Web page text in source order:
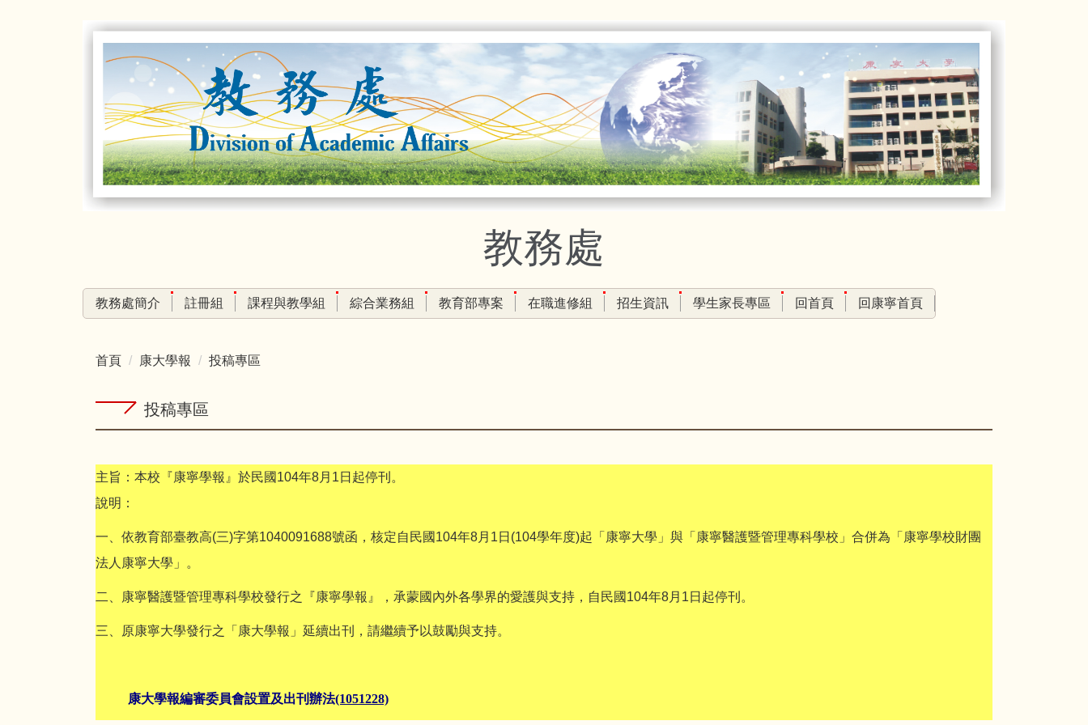
教務處
教務處簡介 註冊組 課程與教學組 綜合業務組 教育部專案 在職進修組 招生資訊 學生家長專區 回首頁 回康寧首頁
首頁 康大學報 投稿專區
投稿專區
主旨：本校『康寧學報』於民國 104年8月 1 日起停刊。
說明：
一、依教育部臺教高(三)字第1040091688號函，核定自民國 104年8月 1 日 (104學年度)起「康寧大學」與「康寧醫護暨管理專科學校」合併為「康寧學校財團
法人康寧大學」。
二、康寧醫護暨管理專科學校發行之『康寧學報』，承蒙國內外各學界的愛護與支持，自民國 104年8月 1 日起停刊。
三、原康寧大學發行之「康大學報」延續出刊，請繼續予以鼓勵與支持。
康大學報編審委員會設置及出刊辦法(1051228)